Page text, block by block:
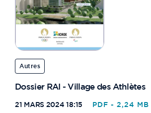
Autres
Dossier RAI - Village des Athlètes
21 MARS 2024 18:15 PDF - 2,24 MB